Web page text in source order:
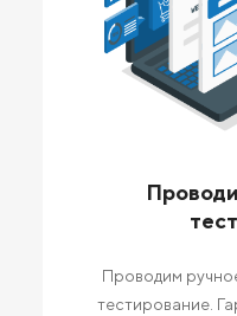
Проводим
тестирование.